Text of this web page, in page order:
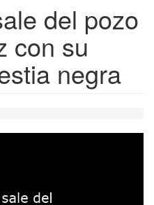
del pozo
con su
negra